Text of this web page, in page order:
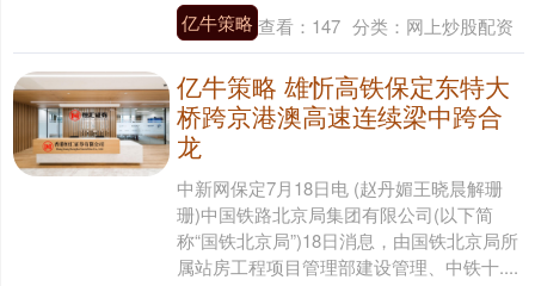
亿牛策略 查看： 147 分类： 网上炒股配资
亿牛策略 雄忻高铁保定东特大
桥跨京港澳高速连续梁中跨合
龙
中新网保定7月18日电 (赵丹媚王晓晨解珊
珊)中国铁路北京局集团有限公司(以下简
称“国铁北京局”)18日消息，由国铁北京局所
属站房工程项目管理部建设管理、中铁十....